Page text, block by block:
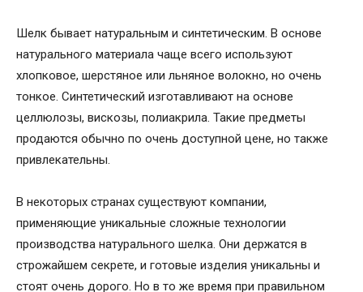
Шелк бывает натуральным и синтетическим. В основе
натурального материала чаще всего используют
хлопковое, шерстяное или льняное волокно, но очень
тонкое. Синтетический изготавливают на основе
целлюлозы, вискозы, полиакрила. Такие предметы
продаются обычно по очень доступной цене, но также
привлекательны.
В некоторых странах существуют компании,
применяющие уникальные сложные технологии
производства натурального шелка. Они держатся в
строжайшем секрете, и готовые изделия уникальны и
стоят очень дорого. Но в то же время при правильном